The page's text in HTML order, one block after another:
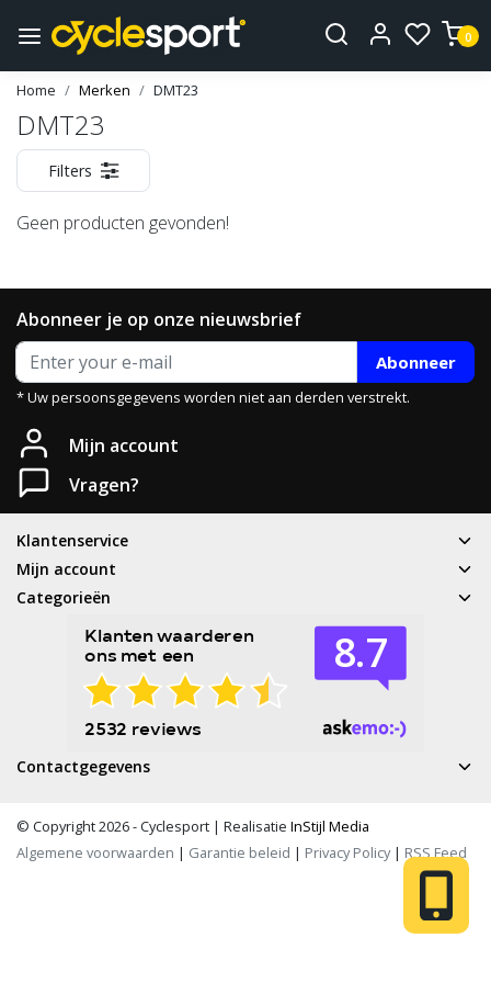
0
Home Merken DMT23
DMT23
Filters
Geen producten gevonden!
Abonneer je op onze nieuwsbrief
Abonneer
* Uw persoonsgegevens worden niet aan derden verstrekt.
Mijn account
Vragen?
Klantenservice
Mijn account
Categorieën
Contactgegevens
© Copyright 2026 - Cyclesport | Realisatie InStijl Media
Algemene voorwaarden | Garantie beleid | Privacy Policy| RSS Feed